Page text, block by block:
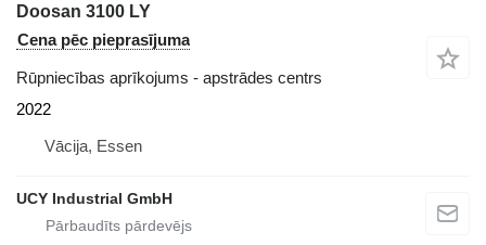
Doosan 3100 LY
Cena pēc pieprasījuma
Rūpniecības aprīkojums - apstrādes centrs
2022
Vācija, Essen
UCY Industrial GmbH